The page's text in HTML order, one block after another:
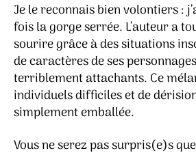
Je le reconnais bien volontiers :
fois la gorge serrée. L’auteur a
sourire grâce à des situations
de caractères de ses
terriblement attachants. Ce
individuels difficiles et de
simplement emballée.
Vous ne serez pas surpris(e)s que